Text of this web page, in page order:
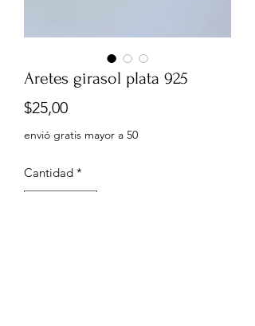
Aretes girasol plata 925
$25,00Precio
envió gratis mayor a 50
Cantidad *